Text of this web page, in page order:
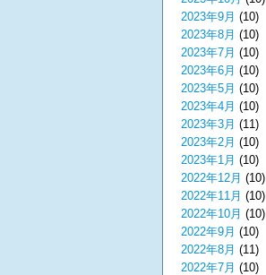
2023年9月 (10)
2023年8月 (10)
2023年7月 (10)
2023年6月 (10)
2023年5月 (10)
2023年4月 (10)
2023年3月 (11)
2023年2月 (10)
2023年1月 (10)
2022年12月 (10)
2022年11月 (10)
2022年10月 (10)
2022年9月 (10)
2022年8月 (11)
2022年7月 (10)